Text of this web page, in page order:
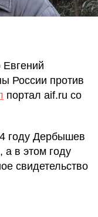
Евгений
России против
портал aif.ru со
году Дербышев
а в этом году
свидетельство